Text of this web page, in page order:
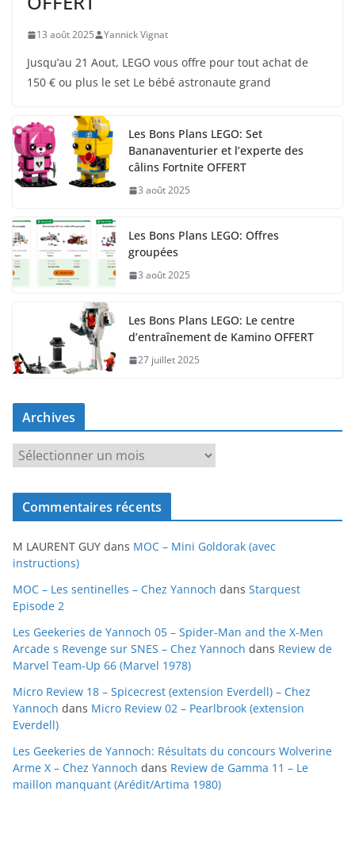
13 août 2025 Yannick Vignat
Jusqu’au 21 Aout, LEGO vous offre pour tout achat de
150 € ou plus le set Le bébé astronaute grand
Les Bons Plans LEGO: Set
Bananaventurier et l’experte des
câlins Fortnite OFFERT
3 août 2025
Les Bons Plans LEGO: Offres
groupées
3 août 2025
Les Bons Plans LEGO: Le centre
d’entraînement de Kamino OFFERT
27 juillet 2025
Archives
c
v
e
s
Commentaires récents
M LAURENT GUY dans MOC – Mini Goldorak (avec
instructions)
MOC – Les sentinelles – Chez Yannoch dans Starquest
Episode 2
Les Geekeries de Yannoch 05 – Spider-Man and the X-Men
Arcade s Revenge sur SNES – Chez Yannoch dans Review de
Marvel Team-Up 66 (Marvel 1978)
Micro Review 18 – Spicecrest (extension Everdell) – Chez
Yannoch dans Micro Review 02 – Pearlbrook (extension
Everdell)
Les Geekeries de Yannoch: Résultats du concours Wolverine
Arme X – Chez Yannoch dans Review de Gamma 11 – Le
maillon manquant (Arédit/Artima 1980)